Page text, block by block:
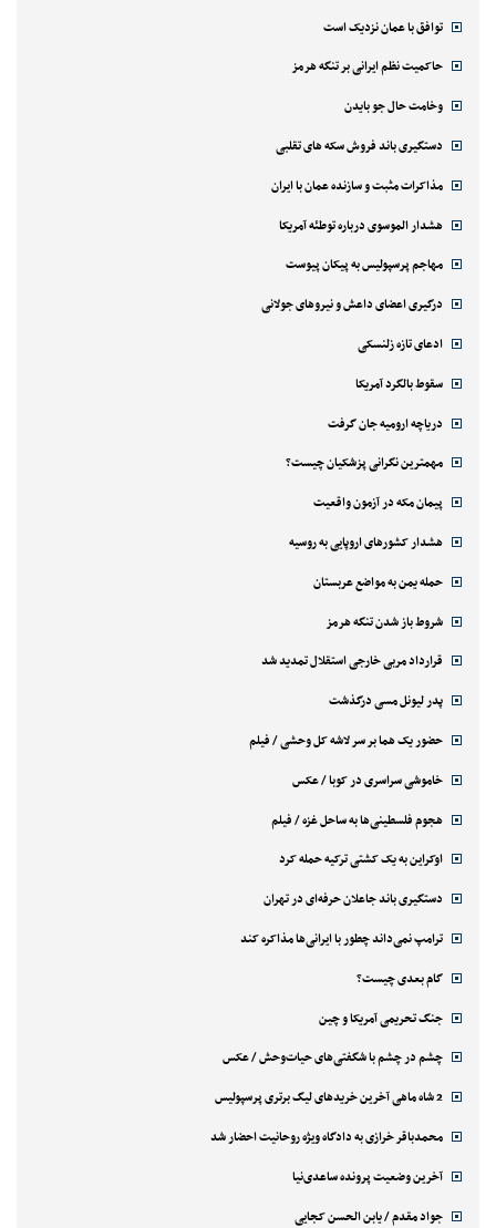
توافق با عمان نزدیک است
حاکمیت نظم ایرانی بر تنگه هرمز
وخامت حال جو بایدن
دستگیری باند فروش سکه های تقلبی
مذاکرات مثبت و سازنده عمان با ایران
هشدار الموسوی درباره توطئه آمریکا
مهاجم پرسپولیس به پیکان پیوست
درگیری اعضای داعش و نیروهای جولانی
ادعای تازه زلنسکی
سقوط بالگرد آمریکا
دریاچه ارومیه جان گرفت
مهمترین نگرانی پزشکیان چیست؟
پیمان مکه در آزمون واقعیت
هشدار کشورهای اروپایی به روسیه
حمله یمن به مواضع عربستان
شروط باز شدن تنگه هرمز
قرارداد مربی خارجی استقلال تمدید شد
پدر لیونل مسی درگذشت
حضور یک هما بر سر لاشه‌ کل وحشی / فیلم
خاموشی سراسری در کوبا / عکس
هجوم فلسطینی‌ها به ساحل غزه / فیلم
اوکراین به یک کشتی ترکیه حمله کرد
دستگیری باند جاعلان حرفه‌ای در تهران
ترامپ نمی‌داند چطور با ایرانی‌ها مذاکره کند
گام بعدی چیست؟
جنگ تحریمی آمریکا و چین
چشم در چشم با شگفتی‌های حیات‌وحش / عکس
2 شاه ماهی آخرین خریدهای لیگ برتری پرسپولیس
محمدباقر خرازی به دادگاه ویژه روحانیت احضار شد
آخرین وضعیت پرونده ساعدی‌نیا
جواد مقدم / یابن الحسن کجایی